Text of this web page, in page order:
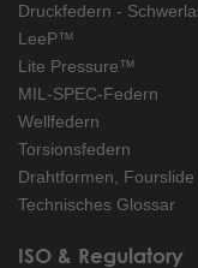
Druckfedern -
LeeP™
Lite Pressure™
MIL-SPEC-Federn
Wellfedern
Torsionsfedern
Drahtformen,
Technisches Glossar
ISO & Regulatory